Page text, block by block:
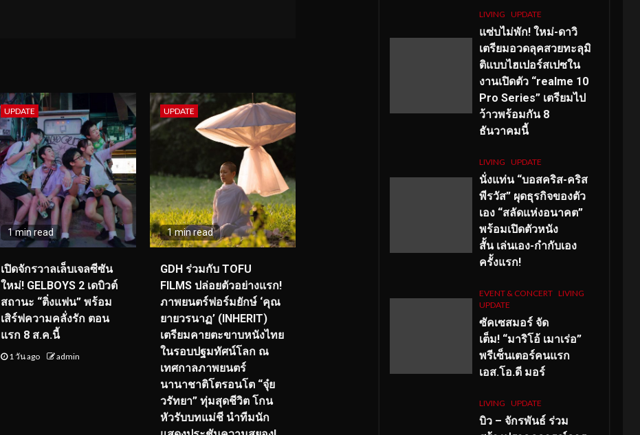
UPDATE
1 min read
เปิดจักรวาลเล็บเจลซีซัน
ใหม่! GELBOYS 2 เดบิวต์
สถานะ “ติ่งแฟน” พร้อม
เสิร์ฟความคลั่งรัก ตอน
แรก 8 ส.ค.นี้
1 วัน ago admin
UPDATE
1 min read
GDH ร่วมกับ TOFU
FILMS ปล่อยตัวอย่างแรก!
ภาพยนตร์ฟอร์มยักษ์ ‘คุณ
ยายวรนาฏ’ (INHERIT)
เตรียมคายตะขาบหนังไทย
ในรอบปฐมทัศน์โลก ณ
เทศกาลภาพยนตร์
นานาชาติโตรอนโต “จุ๋ย
วรัทยา” ทุ่มสุดชีวิต โกน
หัวรับบทแม่ชี นำทีมนัก
LIVING UPDATE
แซ่บไม่พัก! ใหม่-ดาวิ
เตรียมอวดลุคสวยทะลุมิ
ติแบบไฮเปอร์สเปซใน
งานเปิดตัว “realme 10
Pro Series” เตรียมไป
ว้าวพร้อมกัน 8
ธันวาคมนี้
LIVING UPDATE
นั่งแท่น “บอสคริส-คริส
พีรวัส” ผุดธุรกิจของตัว
เอง “สลัดแห่งอนาคต”
พร้อมเปิดตัวหนัง
สั้น เล่นเอง-กำกับเอง
ครั้งแรก!
EVENT & CONCERT LIVING
UPDATE
ซัคเซสมอร์ จัด
เต็ม! “มาริโอ้ เมาเร่อ”
พรีเซ็นเตอร์คนแรก
เอส.โอ.ดี มอร์
LIVING UPDATE
บิว – จักรพันธ์ ร่วม